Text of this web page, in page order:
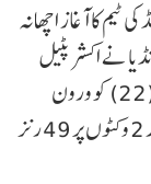
ٹیم کا آغاز اچھا نہ
(6) کو ہاردک پانڈیا نے اکشر پٹیل
کے ہاتھوں کیچ کروا دیا۔ اس کے بعد اوپنر ول ینگ (22) کو ورون
چکرورتی نے بولڈ کر دیا، جس سے نیوزی لینڈ کا اسکور 2 وکٹوں پر 49 رنز